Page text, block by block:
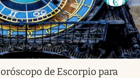
de Escorpio para